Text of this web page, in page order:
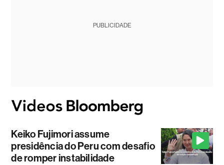
PUBLICIDADE
Keiko Fujimori assume
presidência do Peru com desafio
de romper instabilidade